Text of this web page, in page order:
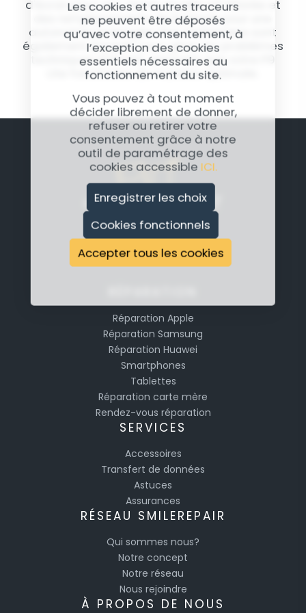
Les cookies et autres traceurs
ne peuvent être déposés
qu’avec votre consentement, à
l’exception des cookies
essentiels nécessaires au
fonctionnement du site.
Vous pouvez à tout moment
décider librement de donner,
refuser ou retirer votre
consentement grâce à notre
outil de paramétrage des
cookies accessible ICI.
Enregistrer les choix
Cookies fonctionnels
Accepter tous les cookies
d'écran pour une clarté visuelle améliorée et
des remplacements de batterie pour une
autonomie prolongée. Nos techniciens sont
également équipés pour gérer les problèmes
techniques internes, assurant que votre P9
Lite fonctionne de manière optimale.
Réparation Apple
Réparation Samsung
Réparation Huawei
Smartphones
Tablettes
Réparation carte mère
Rendez-vous réparation
SERVICES
Accessoires
Transfert de données
Astuces
Assurances
RÉSEAU SMILEREPAIR
Qui sommes nous?
Notre concept
Notre réseau
Nous rejoindre
À PROPOS DE NOUS